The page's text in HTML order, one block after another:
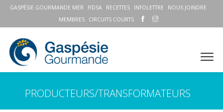
GASPÉSIE GOURMANDE MER FIDSA RECETTES INFOLETTRE
NOUS JOINDRE
MEMBRES
CIRCUITS COURTS
PRODUCTEURS/TRANSFORMATEURS